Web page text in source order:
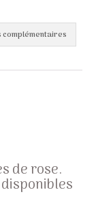
de rose.